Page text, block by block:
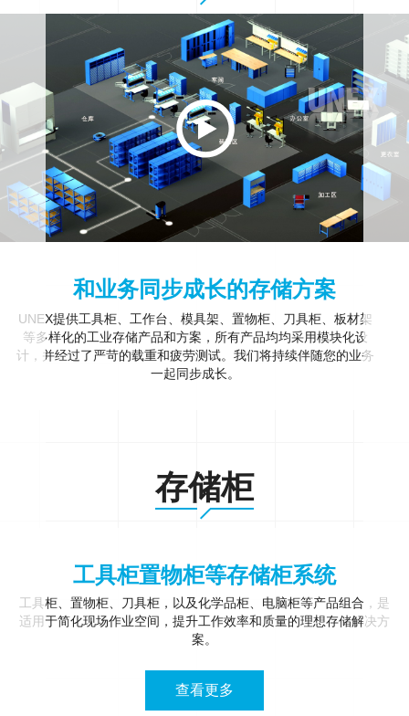
和业务同步成长的存储方案
UNEX提供工具柜、工作台、模具架、置物柜、刀具柜、板材架
等多样化的工业存储产品和方案，所有产品均均采用模块化设
计，并经过了严苛的载重和疲劳测试。我们将持续伴随您的业务
一起同步成长。
存储柜
工具柜置物柜等存储柜系统
工具柜、置物柜、刀具柜，以及化学品柜、电脑柜等产品组合，是
适用于简化现场作业空间，提升工作效率和质量的理想存储解决方
案。
查看更多